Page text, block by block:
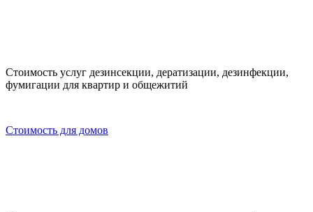
Стоимость услуг дезинсекции, дератизации, дезинфекции,
фумигации для квартир и общежитий
Стоимость для домов